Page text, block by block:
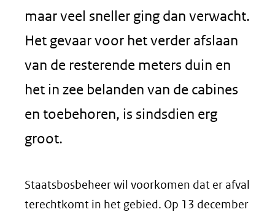
maar veel sneller ging dan verwacht.
Het gevaar voor het verder afslaan
van de resterende meters duin en
het in zee belanden van de cabines
en toebehoren, is sindsdien erg
groot.
Staatsbosbeheer wil voorkomen dat er afval
terechtkomt in het gebied. Op 13 december